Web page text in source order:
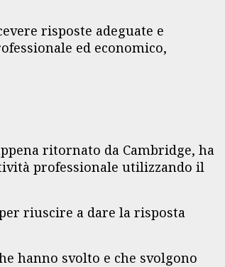
risposte adeguate e
ed economico,
ritornato da Cambridge, ha
professionale utilizzando il
riuscire a dare la risposta
hanno svolto e che svolgono